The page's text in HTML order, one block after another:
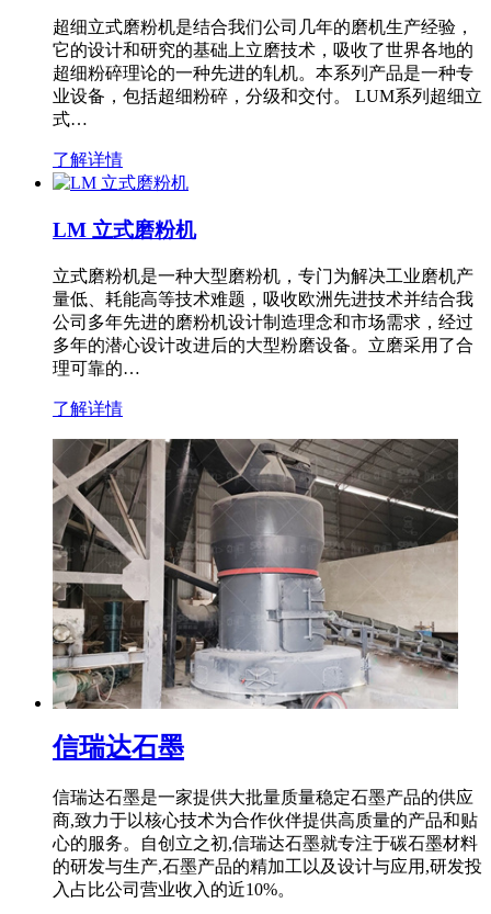
超细立式磨粉机是结合我们公司几年的磨机生产经验，
它的设计和研究的基础上立磨技术，吸收了世界各地的
超细粉碎理论的一种先进的轧机。本系列产品是一种专
业设备，包括超细粉碎，分级和交付。 LUM系列超细立
式…
了解详情
LM 立式磨粉机
立式磨粉机是一种大型磨粉机，专门为解决工业磨机产
量低、耗能高等技术难题，吸收欧洲先进技术并结合我
公司多年先进的磨粉机设计制造理念和市场需求，经过
多年的潜心设计改进后的大型粉磨设备。立磨采用了合
理可靠的…
了解详情
信瑞达石墨
信瑞达石墨是一家提供大批量质量稳定石墨产品的供应
商,致力于以核心技术为合作伙伴提供高质量的产品和贴
心的服务。自创立之初,信瑞达石墨就专注于碳石墨材料
的研发与生产,石墨产品的精加工以及设计与应用,研发投
入占比公司营业收入的近10%。